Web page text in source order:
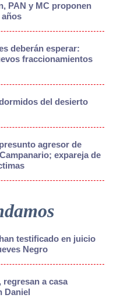
PAN y MC proponen
deberán esperar:
fraccionamientos
del desierto
agresor de
expareja de
testificado en juicio
Negro
regresan a casa
Daniel